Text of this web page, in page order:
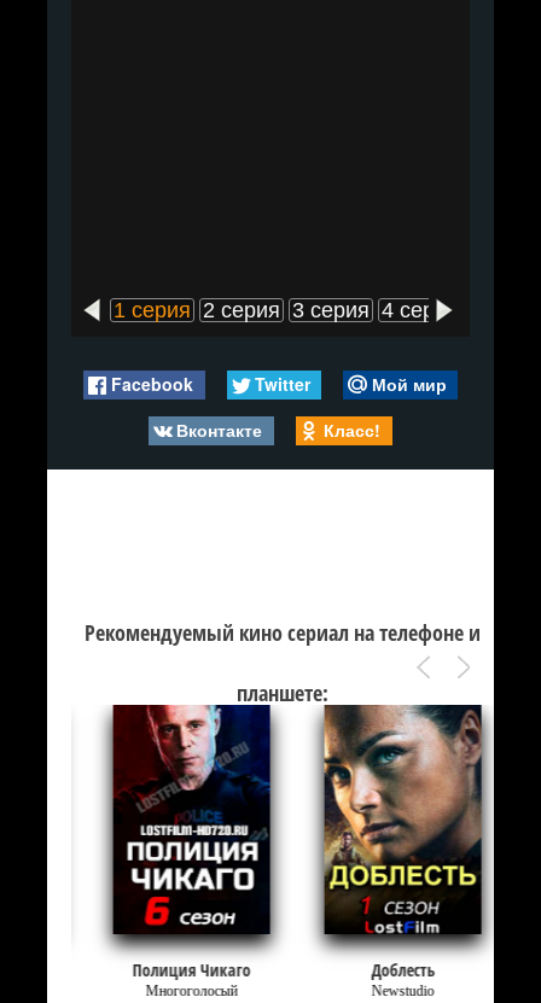
1 серия 2 серия 3 серия 4 серия
Facebook Twitter
Мой мир
Вконтакте
Класс!
Рекомендуемый кино сериал на телефоне и
планшете:
Полиция Чикаго
Многоголосый
Доблесть
Newstudio